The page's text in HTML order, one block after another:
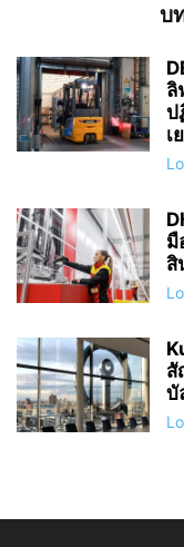
บ
ลิ
ป
เ
มื
สิ
สั
บั